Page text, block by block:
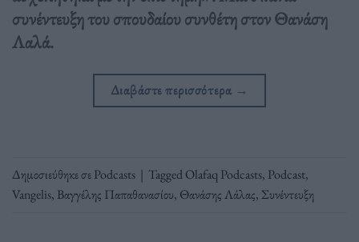
συνέντευξη του σπουδαίου συνθέτη στον Θανάση
Λαλά.
Διαβάστε περισσότερα →
Δημοσιεύθηκε σεPodcasts | TaggedOlafaq Podcasts, Podcast,
Vangelis, Βαγγέλης Παπαθανασίου, Θανάσης Λάλας, Συνέντευξη